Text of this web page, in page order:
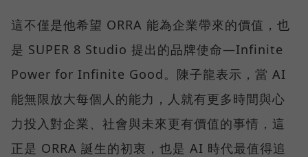
這不僅是他希望 ORRA 能為企業帶來的價值，也
是 SUPER 8 Studio 提出的品牌使命—Infinite
Power for Infinite Good。陳子龍表示，當 AI
能無限放大每個人的能力，人就有更多時間與心
力投入對企業、社會與未來更有價值的事情，這
正是 ORRA 誕生的初衷，也是 AI 時代最值得追